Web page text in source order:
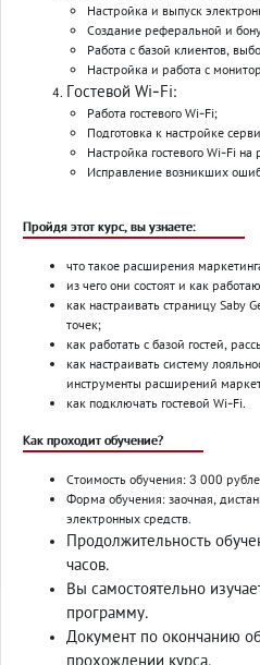
Настройка и выпуск
Создание реферальной и
Работа с базой клиентов,
Настройка и работа с
Гостевой Wi-Fi:
Работа гостевого Wi-Fi;
Подготовка к настройке
Настройка гостевого Wi-Fi
Исправление возникших
Пройдя этот курс, вы узнаете:
что такое расширения
из чего они состоят и как
как настраивать страницу Saby
точек;
как работать с базой гостей,
как настраивать систему
инструменты расширений
как подключать гостевой Wi-Fi.
Как проходит обучение?
Стоимость обучения: 3 000
Форма обучения: заочная,
электронных средств.
Продолжительность
часов.
Вы самостоятельно
программу.
Документ по окончанию
прохождении курса.